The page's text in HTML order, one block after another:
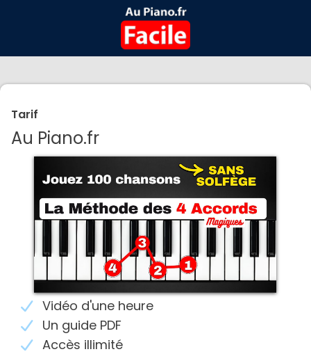
Tarif
Au Piano.fr
Vidéo d'une heure
Un guide PDF
Accès illimité